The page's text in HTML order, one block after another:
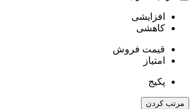
افزایشی
کاهشی
قیمت فروش
امتیاز
پکیج
مرتب کردن